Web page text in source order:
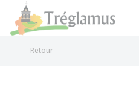
Retour